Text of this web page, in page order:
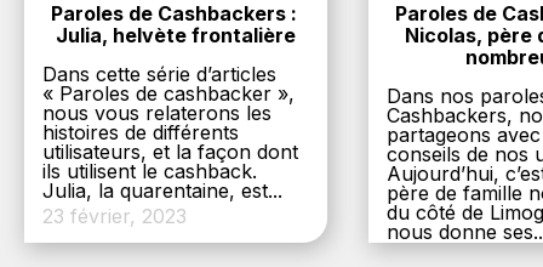
Paroles de Cashbackers :
Julia, helvète frontalière
Dans cette série d’articles
« Paroles de cashbacker »,
nous vous relaterons les
histoires de différents
utilisateurs, et la façon dont
ils utilisent le cashback.
Julia, la quarentaine, est...
23 février, 2023
Paroles de
Nicolas, père
Dans nos
Cashbackers,
partageons
conseils de nos
Aujourd’hui,
père de famille
du côté de
nous donne